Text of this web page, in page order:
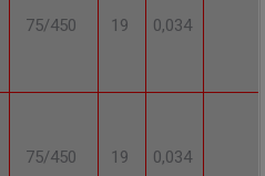
75/450 19 0,034
75/450 19 0,034